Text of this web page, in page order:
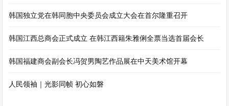
韩国独立党在韩同胞中央委员会成立大会在首尔隆重召开
韩国江西总商会正式成立 在韩江西籍朱雅俐全票当选首届会长
韩国福建商会副会长冯贺男陶艺作品展在中天美术馆开幕
人民领袖｜光影同帧 初心如磐